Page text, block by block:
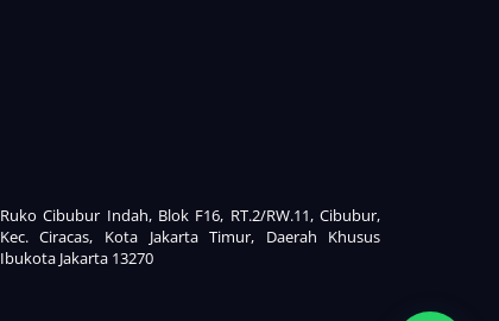
Ruko Cibubur Indah, Blok F16, RT.2/RW.11, Cibubur,
Kec. Ciracas, Kota Jakarta Timur, Daerah Khusus
Ibukota Jakarta 13270